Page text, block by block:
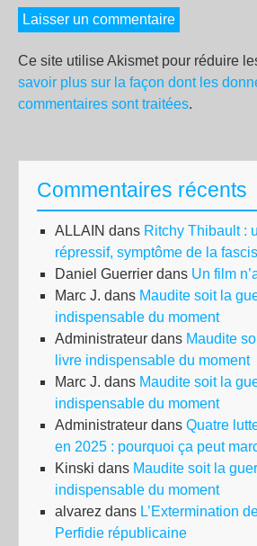
Ce site utilise Akismet pour réduire
savoir plus sur la façon dont les
commentaires sont traitées.
Commentaires récents
ALLAIN dans Ritchy Thibault :
répressif, symptôme de la
Daniel Guerrier dans Un film
Marc J. dans Maudite soit la
indispensable du moment
Administrateur dans Maudite
livre indispensable du moment
Marc J. dans Maudite soit la
indispensable du moment
Administrateur dans Quatre
en 2025 : pourquoi ça peut
Kinski dans Maudite soit la
indispensable du moment
alvarez dans L’Extermination
Perfidie républicaine